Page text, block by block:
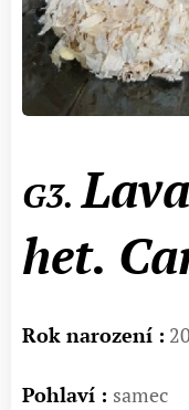
G3.
het.
Rok narození :
Pohlaví : samec